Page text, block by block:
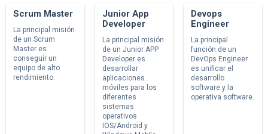
Scrum Master
La principal misión
de un Scrum
Master es
conseguir un
equipo de alto
rendimiento.
Junior App
Developer
La principal misión
de un Junior APP
Developer es
desarrollar
aplicaciones
móviles para los
diferentes
sistemas
operativos
IOS/Android y
Devops
Engineer
La principal
función de un
DevOps Engineer
es unificar el
desarrollo
software y la
operativa software.